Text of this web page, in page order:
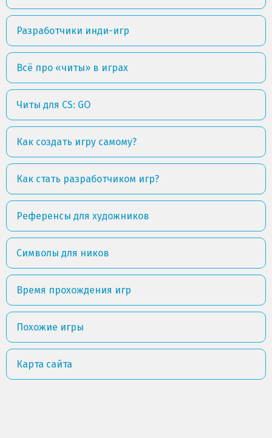
Разработчики инди-игр
Всё про «читы» в играх
Читы для CS: GO
Как создать игру самому?
Как стать разработчиком игр?
Референсы для художников
Символы для ников
Время прохождения игр
Похожие игры
Карта сайта